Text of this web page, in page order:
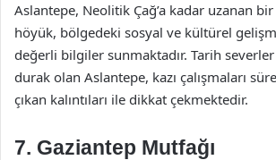
Aslantepe, Neolitik Çağ’a kadar uzanan
höyük, bölgedeki sosyal ve kültürel
değerli bilgiler sunmaktadır. Tarih
durak olan Aslantepe, kazı çalışmaları
çıkan kalıntıları ile dikkat çekmektedir.
7. Gaziantep Mutfağı